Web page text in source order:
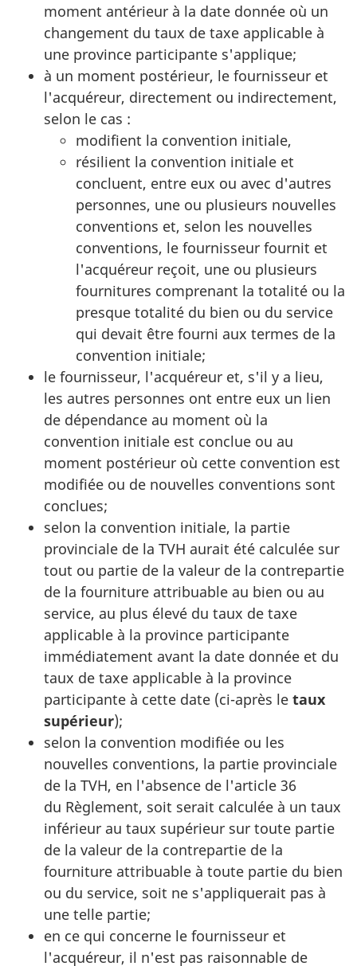
moment antérieur à la date donnée où un
changement du taux de taxe applicable à
une province participante s'applique;
à un moment postérieur, le fournisseur et
l'acquéreur, directement ou indirectement,
selon le cas :
modifient la convention initiale,
résilient la convention initiale et
concluent, entre eux ou avec d'autres
personnes, une ou plusieurs nouvelles
conventions et, selon les nouvelles
conventions, le fournisseur fournit et
l'acquéreur reçoit, une ou plusieurs
fournitures comprenant la totalité ou la
presque totalité du bien ou du service
qui devait être fourni aux termes de la
convention initiale;
le fournisseur, l'acquéreur et, s'il y a lieu,
les autres personnes ont entre eux un lien
de dépendance au moment où la
convention initiale est conclue ou au
moment postérieur où cette convention est
modifiée ou de nouvelles conventions sont
conclues;
selon la convention initiale, la partie
provinciale de la TVH aurait été calculée sur
tout ou partie de la valeur de la contrepartie
de la fourniture attribuable au bien ou au
service, au plus élevé du taux de taxe
applicable à la province participante
immédiatement avant la date donnée et du
taux de taxe applicable à la province
participante à cette date (ci-après le taux
supérieur);
selon la convention modifiée ou les
nouvelles conventions, la partie provinciale
de la TVH, en l'absence de l'article 36
du Règlement, soit serait calculée à un taux
inférieur au taux supérieur sur toute partie
de la valeur de la contrepartie de la
fourniture attribuable à toute partie du bien
ou du service, soit ne s'appliquerait pas à
une telle partie;
en ce qui concerne le fournisseur et
l'acquéreur, il n'est pas raisonnable de